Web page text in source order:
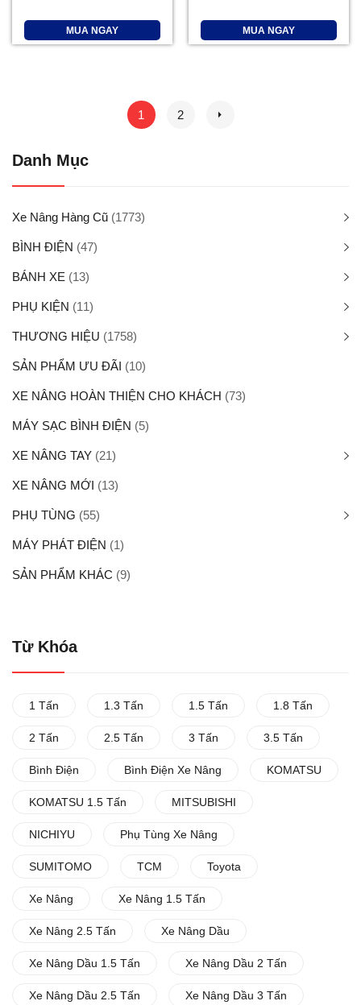
MUA NGAY MUA NGAY
1 2
Danh Mục
Xe Nâng Hàng Cũ (1773)
BÌNH ĐIỆN (47)
BÁNH XE (13)
PHỤ KIỆN (11)
THƯƠNG HIỆU (1758)
SẢN PHẨM ƯU ĐÃI (10)
XE NÂNG HOÀN THIỆN CHO KHÁCH (73)
MÁY SẠC BÌNH ĐIỆN (5)
XE NÂNG TAY (21)
XE NÂNG MỚI (13)
PHỤ TÙNG (55)
MÁY PHÁT ĐIỆN (1)
SẢN PHẨM KHÁC (9)
Từ Khóa
1 Tấn 1.3 Tấn 1.5 Tấn 1.8 Tấn
2 Tấn 2.5 Tấn 3 Tấn 3.5 Tấn
Bình Điện Bình Điện Xe Nâng KOMATSU
KOMATSU 1.5 Tấn MITSUBISHI
NICHIYU Phụ Tùng Xe Nâng
SUMITOMO TCM Toyota
Xe Nâng Xe Nâng 1.5 Tấn
Xe Nâng 2.5 Tấn Xe Nâng Dầu
Xe Nâng Dầu 1.5 Tấn Xe Nâng Dầu 2 Tấn
Xe Nâng Dầu 2.5 Tấn Xe Nâng Dầu 3 Tấn